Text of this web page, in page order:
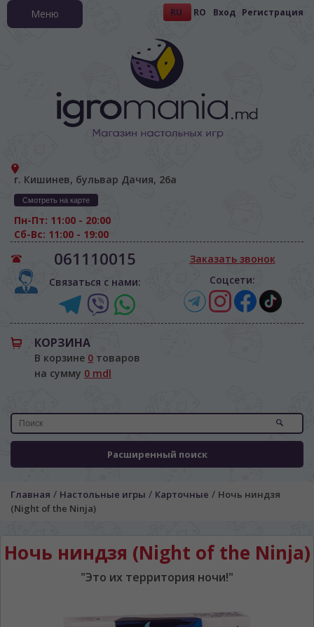
RU RO Вход Регистрация
г. Кишинев, бульвар Дачия, 26а
Смотреть на карте
Пн-Пт: 11:00 - 20:00
Сб-Вс: 11:00 - 19:00
061110015
Связаться с нами:
Заказать звонок
Соцсети:
КОРЗИНА
В корзине 0 товаров
на сумму 0 mdl
Расширенный поиск
Меню
Главная / Настольные игры / Карточные / Ночь ниндзя
(Night of the Ninja)
Ночь ниндзя (Night of the Ninja)
"Это их территория ночи!"